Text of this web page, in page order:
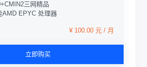
三网精品
AMD EPYC 处理器
¥ 100.00 元 / 月
立即购买